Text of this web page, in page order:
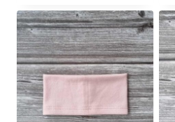
tuotteella
on
useampi
muunnelma.
Voit
tehdä